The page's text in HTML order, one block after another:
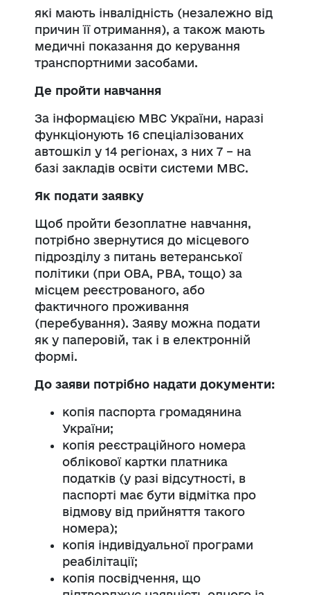
які мають інвалідність (незалежно від
причин її отримання), а також мають
медичні показання до керування
транспортними засобами.
Де пройти навчання
За інформацією МВС України, наразі
функціонують 16 спеціалізованих
автошкіл у 14 регіонах, з них 7 – на
базі закладів освіти системи МВС.
Як подати заявку
Щоб пройти безоплатне навчання,
потрібно звернутися до місцевого
підрозділу з питань ветеранської
політики (при ОВА, РВА, тощо) за
місцем реєстрованого, або
фактичного проживання
(перебування). Заяву можна подати
як у паперовій, так і в електронній
формі.
До заяви потрібно надати документи:
копія паспорта громадянина
України;
копія реєстраційного номера
облікової картки платника
податків (у разі відсутності, в
паспорті має бути відмітка про
відмову від прийняття такого
номера);
копія індивідуальної програми
реабілітації;
копія посвідчення, що